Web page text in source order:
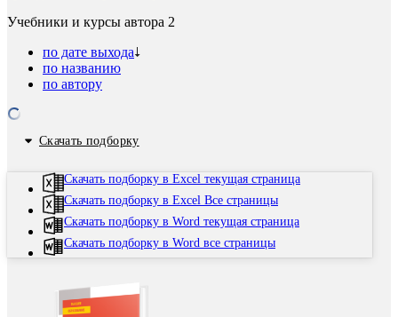
Учебники и курсы автора 2
по дате выхода
по названию
по автору
Скачать подборку
Скачать подборку в Excel текущая страница
Скачать подборку в Excel Все страницы
Скачать подборку в Word текущая страница
Скачать подборку в Word все страницы